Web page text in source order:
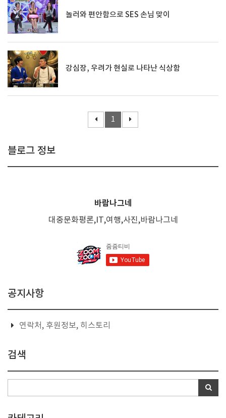
놀러와 편안함으로 SES 손님 맞이
강심장, 우려가 현실로 나타난 식상함
1
블로그 정보
바람나그네
대중문화평론,IT,여행,사진,바람나그네
공지사항
연락처, 후원정보, 히스토리
검색